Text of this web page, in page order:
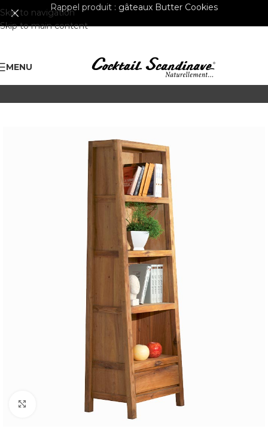
Skip to navigation
Skip to main content
Rappel produit : gâteaux Butter Cookies
MENU
Cliquer pour agrandir